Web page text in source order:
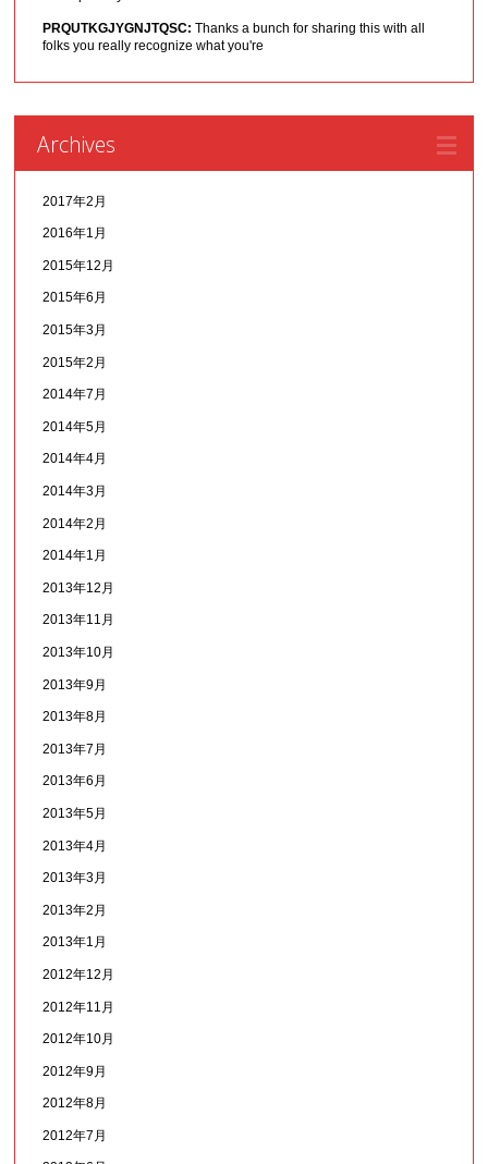
PRQUTKGJYGNJTQSC: Thanks a bunch for sharing this with all
folks you really recognize what you're
Archives
2017年2月
2016年1月
2015年12月
2015年6月
2015年3月
2015年2月
2014年7月
2014年5月
2014年4月
2014年3月
2014年2月
2014年1月
2013年12月
2013年11月
2013年10月
2013年9月
2013年8月
2013年7月
2013年6月
2013年5月
2013年4月
2013年3月
2013年2月
2013年1月
2012年12月
2012年11月
2012年10月
2012年9月
2012年8月
2012年7月